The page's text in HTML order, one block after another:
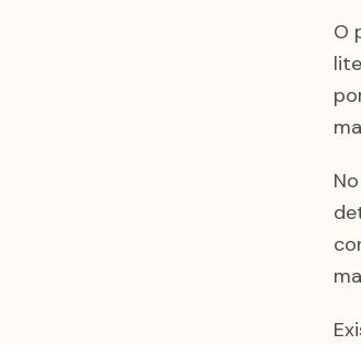
O